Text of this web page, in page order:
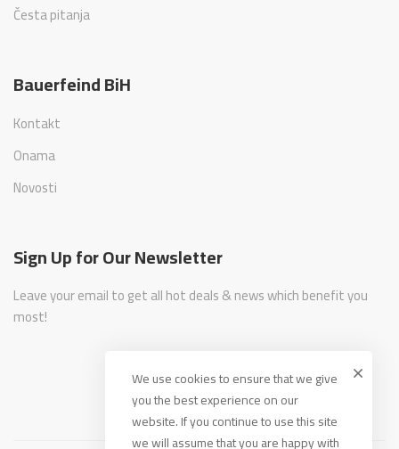
Česta pitanja
Bauerfeind BiH
Kontakt
Onama
Novosti
Sign Up for Our Newsletter
Leave your email to get all hot deals & news which benefit you
most!
We use cookies to ensure that we give
you the best experience on our
website. If you continue to use this site
we will assume that you are happy with